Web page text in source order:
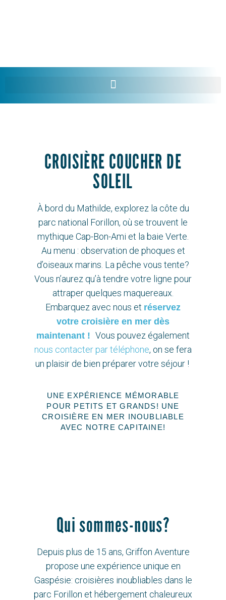
CROISIÈRE COUCHER DE
SOLEIL
À bord du Mathilde, explorez la côte du
parc national Forillon, où se trouvent le
mythique Cap-Bon-Ami et la baie Verte.
Au menu : observation de phoques et
d’oiseaux marins. La pêche vous tente?
Vous n’aurez qu’à tendre votre ligne pour
attraper quelques maquereaux.
Embarquez avec nous et réservez
votre croisière en mer dès
maintenant ! Vous pouvez également
nous contacter par téléphone, on se fera
un plaisir de bien préparer votre séjour !
UNE EXPÉRIENCE MÉMORABLE
POUR PETITS ET GRANDS! UNE
CROISIÈRE EN MER INOUBLIABLE
AVEC NOTRE CAPITAINE!
Qui sommes-nous?
Depuis plus de 15 ans, Griffon Aventure
propose une expérience unique en
Gaspésie: croisières inoubliables dans le
parc Forillon et hébergement chaleureux